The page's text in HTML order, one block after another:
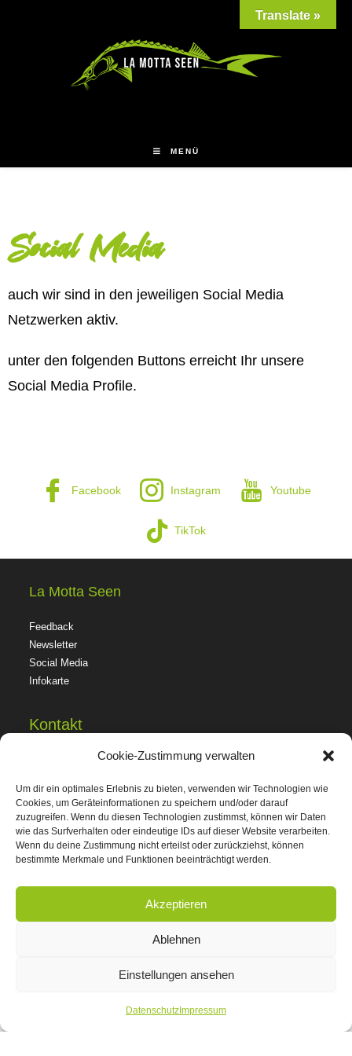
Cookie-Zustimmung verwalten
Um dir ein optimales Erlebnis zu bieten, verwenden wir Technologien wie
Cookies, um Geräteinformationen zu speichern und/oder darauf
zuzugreifen. Wenn du diesen Technologien zustimmst, können wir Daten
wie das Surfverhalten oder eindeutige IDs auf dieser Website verarbeiten.
Wenn du deine Zustimmung nicht erteilst oder zurückziehst, können
bestimmte Merkmale und Funktionen beeinträchtigt werden.
Akzeptieren
Ablehnen
Einstellungen ansehen
Datenschutz Impressum
MENÜ
Social Media
auch wir sind in den jeweiligen Social Media
Netzwerken aktiv.
unter den folgenden Buttons erreicht Ihr unsere
Social Media Profile.
Facebook Instagram Youtube
TikTok
La Motta Seen
Feedback
Newsletter
Social Media
Infokarte
Kontakt
Buchungsanfrage
Sanitäranlagen
Datenschutz
Translate »